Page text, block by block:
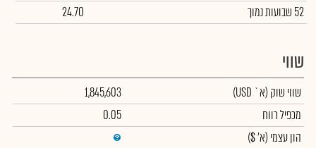
52 שבועות נמוך
24.70
שווי
שווי שוק (א` USD)
1,845,603
מכפיל רווח
0.05
הון עצמי (א' $)